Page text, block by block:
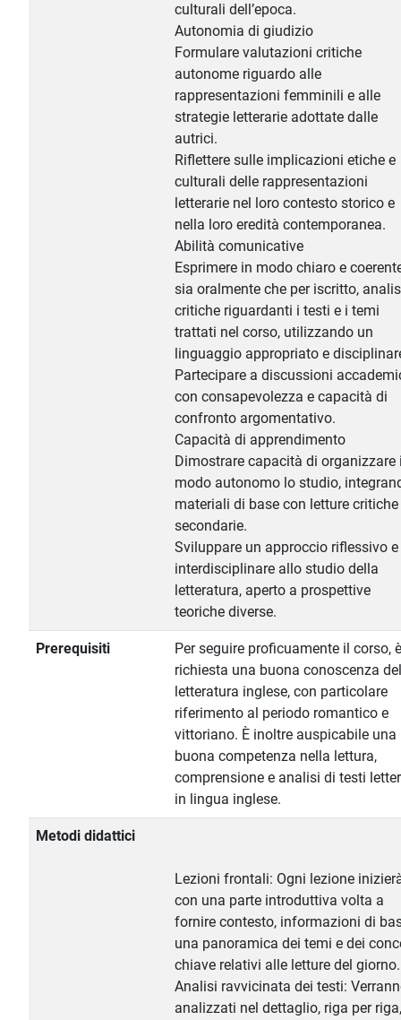
culturali dell’epoca.
Autonomia di giudizio
Formulare valutazioni critiche
autonome riguardo alle
rappresentazioni femminili e alle
strategie letterarie adottate dalle
autrici.
Riflettere sulle implicazioni etiche e
culturali delle rappresentazioni
letterarie nel loro contesto storico e
nella loro eredità contemporanea.
Abilità comunicative
Esprimere in modo chiaro e
sia oralmente che per iscritto,
critiche riguardanti i testi e i temi
trattati nel corso, utilizzando un
linguaggio appropriato e
Partecipare a discussioni
con consapevolezza e capacità di
confronto argomentativo.
Capacità di apprendimento
Dimostrare capacità di organizzare
modo autonomo lo studio,
materiali di base con letture critiche
secondarie.
Sviluppare un approccio riflessivo e
interdisciplinare allo studio della
letteratura, aperto a prospettive
teoriche diverse.
Prerequisiti
Per seguire proficuamente il corso, è
richiesta una buona conoscenza
letteratura inglese, con particolare
riferimento al periodo romantico e
vittoriano. È inoltre auspicabile una
buona competenza nella lettura,
comprensione e analisi di testi
in lingua inglese.
Metodi didattici
Lezioni frontali: Ogni lezione
con una parte introduttiva volta a
fornire contesto, informazioni di
una panoramica dei temi e dei
chiave relativi alle letture del giorno.
Analisi ravvicinata dei testi:
analizzati nel dettaglio, riga per riga,